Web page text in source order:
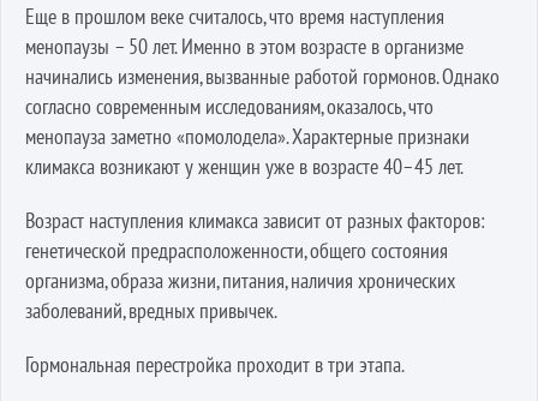
Еще в прошлом веке считалось, что время наступления
менопаузы – 50 лет. Именно в этом возрасте в организме
начинались изменения, вызванные работой гормонов. Однако
согласно современным исследованиям, оказалось, что
менопауза заметно «помолодела». Характерные признаки
климакса возникают у женщин уже в возрасте 40–45 лет.
Возраст наступления климакса зависит от разных факторов:
генетической предрасположенности, общего состояния
организма, образа жизни, питания, наличия хронических
заболеваний, вредных привычек.
Гормональная перестройка проходит в три этапа.